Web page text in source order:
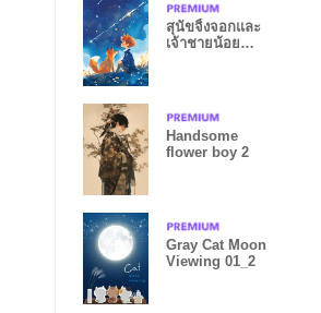
สุนัขจิ้งจอกและ
เจ้าชายน้อย
Handsome
flower boy 2
Gray Cat Moon
Viewing 01_2